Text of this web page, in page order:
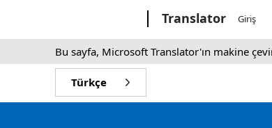
Translator Giriş
Bu sayfa, Microsoft Translator'ın makine
Türkçe